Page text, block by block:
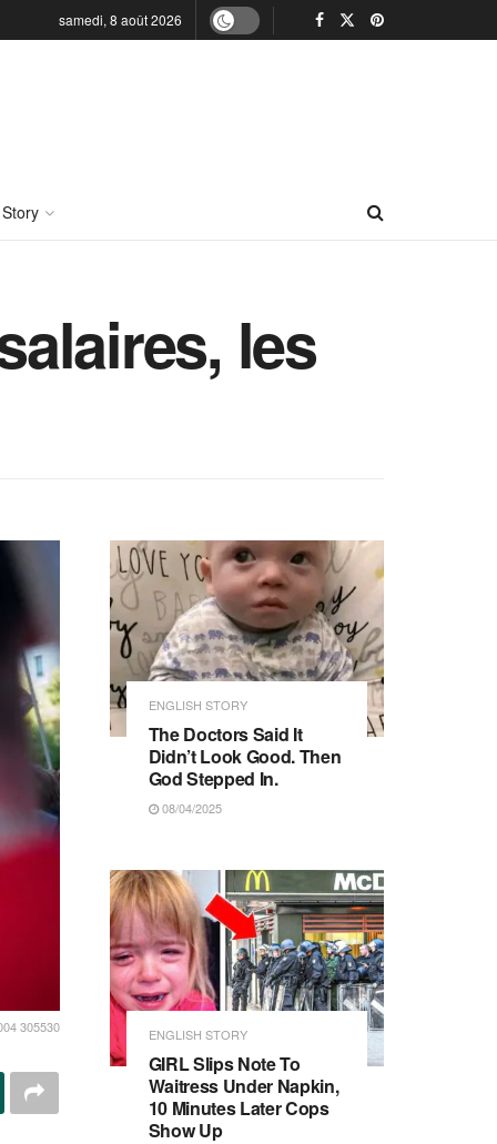
samedi, 8 août 2026
les
305530
ENGLISH STORY
The Doctors Said It
Didn’t Look Good. Then
God Stepped In.
08/04/2025
ENGLISH STORY
GIRL Slips Note To
Waitress Under Napkin,
10 Minutes Later Cops
Show Up